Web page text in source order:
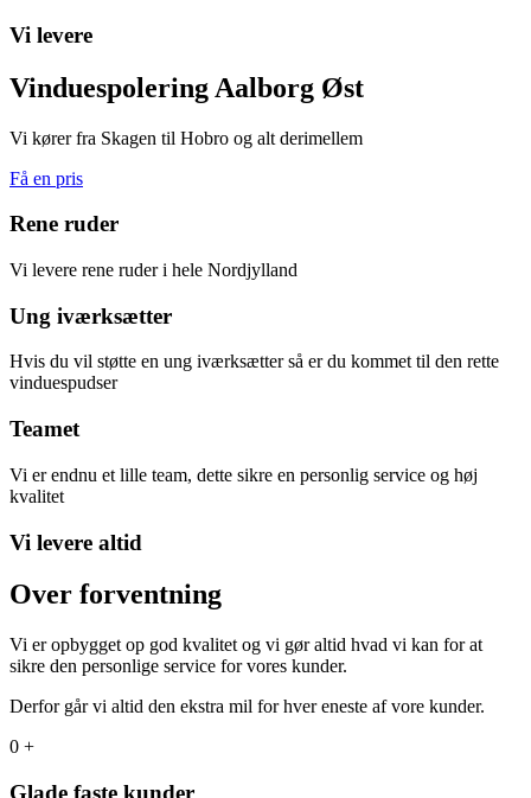
Vi levere
Vinduespolering Aalborg Øst
Vi kører fra Skagen til Hobro og alt derimellem
Få en pris
Rene ruder
Vi levere rene ruder i hele Nordjylland
Ung iværksætter
Hvis du vil støtte en ung iværksætter så er du kommet til den rette
vinduespudser
Teamet
Vi er endnu et lille team, dette sikre en personlig service og høj
kvalitet
Vi levere altid
Over forventning
Vi er opbygget op god kvalitet og vi gør altid hvad vi kan for at
sikre den personlige service for vores kunder.
Derfor går vi altid den ekstra mil for hver eneste af vore kunder.
0 +
Glade faste kunder